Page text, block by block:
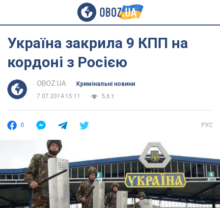
Україна закрила 9 КПП на
кордоні з Росією
OBOZ.UA
Кримінальні новини
7.07.2014 15:11
5,6 т.
0 РУС